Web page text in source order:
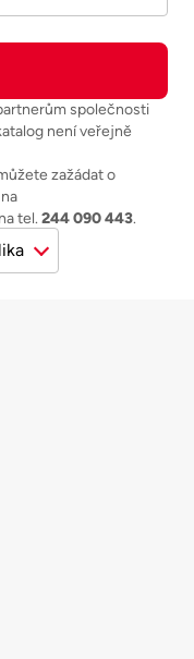
společnosti
není veřejně
zažádat o
tel. 244 090 443.